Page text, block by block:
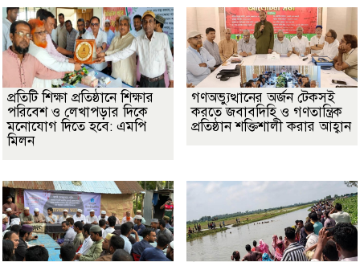
প্রতিটি শিক্ষা প্রতিষ্ঠানে শিক্ষার
পরিবেশ ও লেখাপড়ার দিকে
মনোযোগ দিতে হবে: এমপি
মিলন
গণঅভ্যুত্থানের অর্জন টেকসই
করতে জবাবদিহি ও গণতান্ত্রিক
প্রতিষ্ঠান শক্তিশালী করার আহ্বান